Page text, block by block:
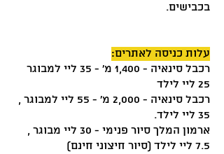
בכבישים.
עלות כניסה לאתרים:
רכבל סינאיה - 1,400 מ' - 35 ליי למבוגר
25 ליי לילד
רכבל סינאיה - 2,000 מ' - 55 ליי למבוגר ,
35 ליי לילד.
ארמון המלך סיור פנימי - 30 ליי מבוגר ,
7.5 ליי לילד (סיור חיצוני חינם)